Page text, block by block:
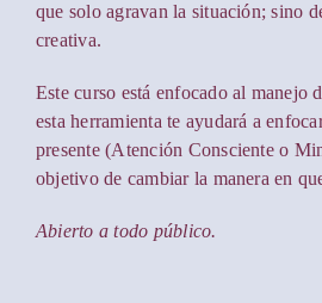
que solo agravan la situación; sino
creativa.
Este curso está enfocado al manejo
esta herramienta te ayudará a
presente (Atención Consciente o
objetivo de cambiar la manera en
Abierto a todo público.